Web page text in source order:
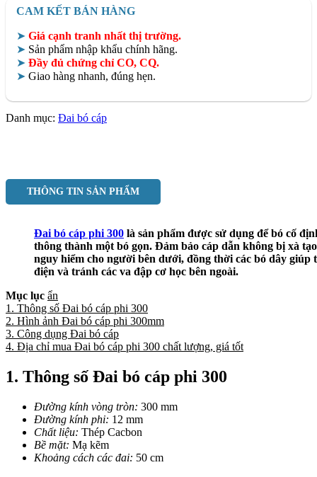
CAM KẾT BÁN HÀNG
➤ Giá cạnh tranh nhất thị trường.
➤ Sản phẩm nhập khẩu chính hãng.
➤ Đầy đủ chứng chỉ CO, CQ.
➤ Giao hàng nhanh, đúng hẹn.
Danh mục: Đai bó cáp
THÔNG TIN SẢN PHẨM
Đai bó cáp phi 300 là sản phẩm được sử dụng để bó cố
thông thành một bó gọn. Đảm bảo cáp dẫn không bị xà
nguy hiểm cho người bên dưới, đồng thời các bó dây giúp
điện và tránh các va đập cơ học bên ngoài.
Mục lục ẩn
1. Thông số Đai bó cáp phi 300
2. Hình ảnh Đai bó cáp phi 300mm
3. Công dụng Đai bó cáp
4. Địa chỉ mua Đai bó cáp phi 300 chất lượng, giá tốt
1. Thông số Đai bó cáp phi 300
Đường kính vòng tròn: 300 mm
Đường kính phi: 12 mm
Chất liệu: Thép Cacbon
Bề mặt: Mạ kẽm
Khoảng cách các đai: 50 cm